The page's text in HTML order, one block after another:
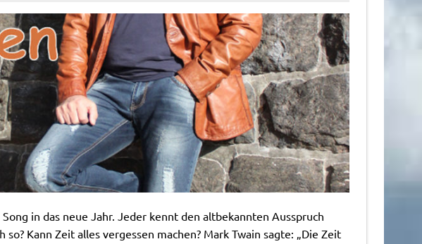
in das neue Jahr. Jeder kennt den altbekannten Ausspruch
Kann Zeit alles vergessen machen? Mark Twain sagte: „Die Zeit